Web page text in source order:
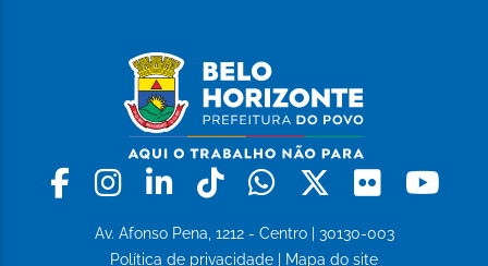
Facebook
Instagram
LinkedinTiktokWhatsapp
X Flickr
Av. Afonso Pena, 1212 - Centro | 30130-003
Política de privacidade
Mapa do site